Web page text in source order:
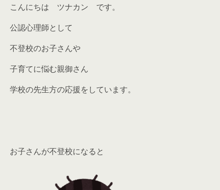
こんにちは ツナカン です。
公認心理師として
不登校のお子さんや
子育てに悩む親御さん
学校の先生方の応援をしています。
お子さんが不登校になると